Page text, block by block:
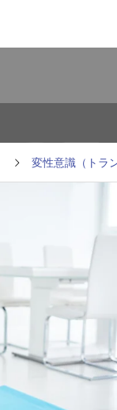
変性意識（トラ